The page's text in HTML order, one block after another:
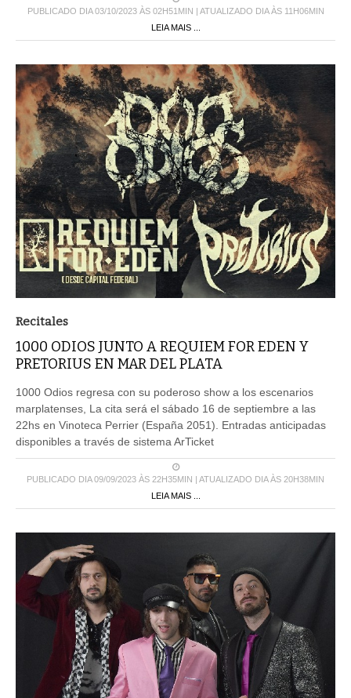
PUBLICADO DIA 03/10/2023 ÀS 02H51MIN | ATUALIZADO DIA ÀS 11H06MIN
LEIA MAIS ...
Recitales
1000 ODIOS JUNTO A REQUIEM FOR EDEN Y
PRETORIUS EN MAR DEL PLATA
1000 Odios regresa con su poderoso show a los escenarios
marplatenses, La cita será el sábado 16 de septiembre a las
22hs en Vinoteca Perrier (España 2051). Entradas anticipadas
disponibles a través de sistema ArTicket
PUBLICADO DIA 09/09/2023 ÀS 22H35MIN | ATUALIZADO DIA ÀS 20H38MIN
LEIA MAIS ...